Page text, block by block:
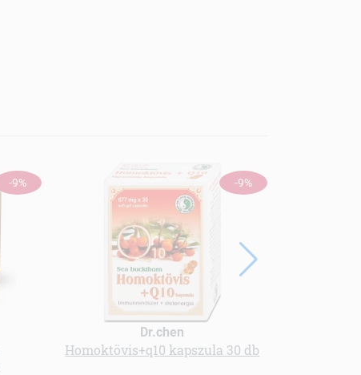
-9% -9%
Dr.chen
Homoktövis+q10 kapszula 30 db